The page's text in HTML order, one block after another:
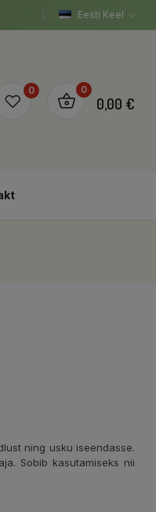
Eesti Keel
0 0
0,00 €
ning usku iseendasse.
Sobib kasutamiseks nii